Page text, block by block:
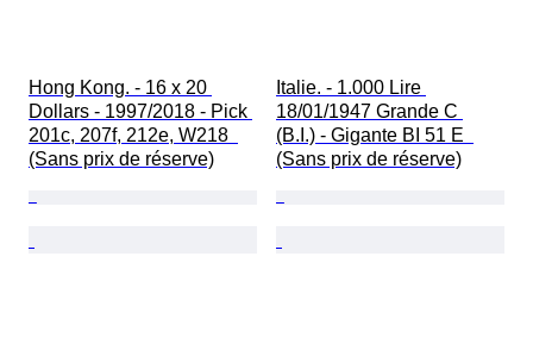
Hong Kong. - 16 x 20
Dollars - 1997/2018 - Pick
201c, 207f, 212e, W218
(Sans prix de réserve)
Italie. - 1.000 Lire
18/01/1947 Grande C
(B.I.) - Gigante BI 51 E
(Sans prix de réserve)